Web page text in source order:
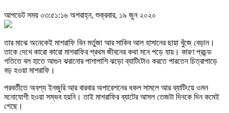
আপডেট সময় ০৩:৫১:১৬ অপরাহ্ন, শুক্রবার, ১৯ জুন ২০২০
তার মাঝে অনেকেই মাশরাফি বিন মর্তুজা আর সাকিব আল হাসানের ছায়া খুঁজে বেড়ান।
তাকে দেখে কারো কারো মাশরাফির প্রথম জীবনের কথা মনে পড়ে যায়। কারণ প্রচন্ড
গতিতে বল হাতে আগুন ঝরানোর পাশাপাশি ঝড়ো ব্যাটিংটাও করতে পারতেন চিত্রাপাড়ে
বড় হওয়া মাশরাফি।
পরবর্তীতে অবশ্য ইনজুরি আর বারবার অপারেশনের ধকল সামলে আর ব্যাটিংয়ে ওমন
মনোযোগী হওয়া সম্ভব হয়নি। তাই মাশরাফির ব্যাটের আসল তেজটা দিনকে দিন কমেই
গেছে।